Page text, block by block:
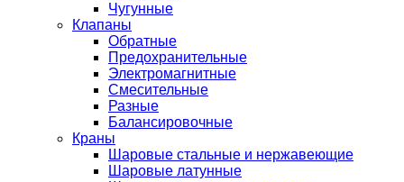
Чугунные
Клапаны
Обратные
Предохранительные
Электромагнитные
Смесительные
Разные
Балансировочные
Краны
Шаровые стальные и нержавеющие
Шаровые латунные